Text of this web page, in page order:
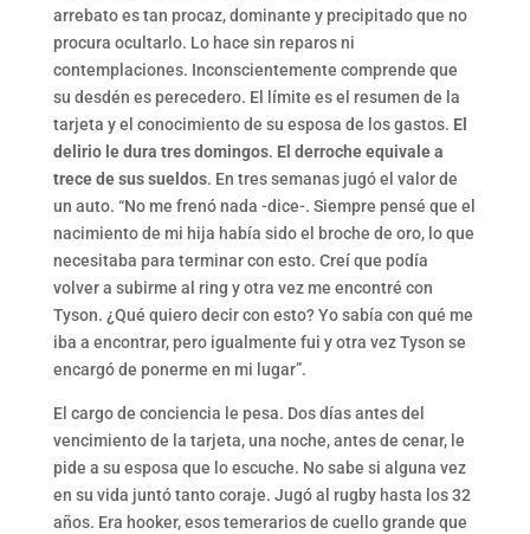
arrebato es tan procaz, dominante y precipitado que no
procura ocultarlo. Lo hace sin reparos ni
contemplaciones. Inconscientemente comprende que
su desdén es perecedero. El límite es el resumen de la
tarjeta y el conocimiento de su esposa de los gastos. El
delirio le dura tres domingos. El derroche equivale a
trece de sus sueldos. En tres semanas jugó el valor de
un auto. “No me frenó nada -dice-. Siempre pensé que el
nacimiento de mi hija había sido el broche de oro, lo que
necesitaba para terminar con esto. Creí que podía
volver a subirme al ring y otra vez me encontré con
Tyson. ¿Qué quiero decir con esto? Yo sabía con qué me
iba a encontrar, pero igualmente fui y otra vez Tyson se
encargó de ponerme en mi lugar”.
El cargo de conciencia le pesa. Dos días antes del
vencimiento de la tarjeta, una noche, antes de cenar, le
pide a su esposa que lo escuche. No sabe si alguna vez
en su vida juntó tanto coraje. Jugó al rugby hasta los 32
años. Era hooker, esos temerarios de cuello grande que